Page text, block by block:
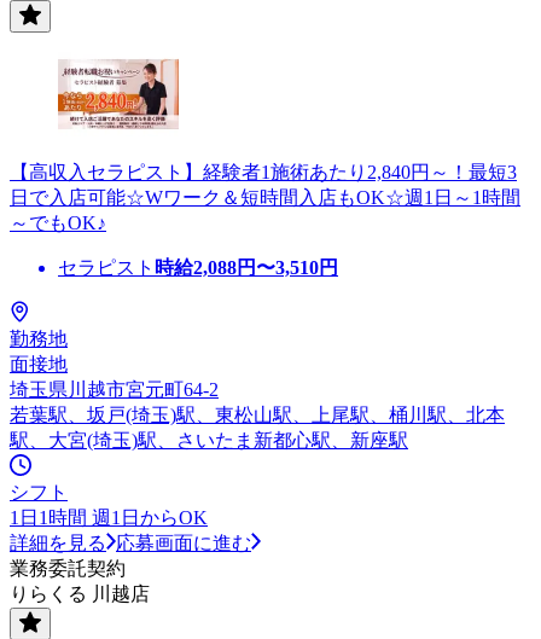
【高収入セラピスト】経験者1施術あたり2,840円～！最短3
日で入店可能☆Wワーク＆短時間入店もOK☆週1日～1時間
～でもOK♪
セラピスト 時給2,088円〜3,510円
勤務地
面接地
埼玉県川越市宮元町64-2
若葉駅、坂戸(埼玉)駅、東松山駅、上尾駅、桶川駅、北本
駅、大宮(埼玉)駅、さいたま新都心駅、新座駅
シフト
1日1時間 週1日からOK
詳細を見る
応募画面に進む
業務委託契約
りらくる 川越店